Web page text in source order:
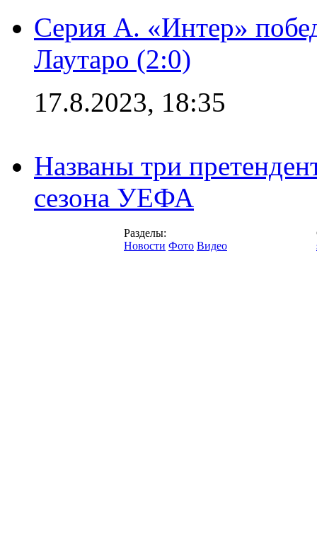
Серия А. «Интер»
Лаутаро (2:0)
17.8.2023, 18:35
Названы три
сезона УЕФА
Разделы:
Новости Фото Видео